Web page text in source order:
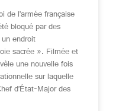
l’armée française
bloqué par des
endroit
sacrée ». Filmée et
une nouvelle fois
sur laquelle
d’État-Major des